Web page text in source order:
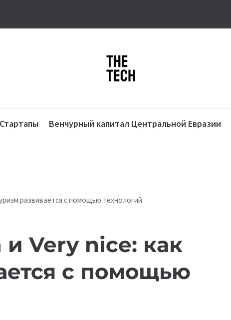
Стартапы Венчурный капитал Центральной Евразии
развивается с помощью технологий
Very nice: как
с помощью